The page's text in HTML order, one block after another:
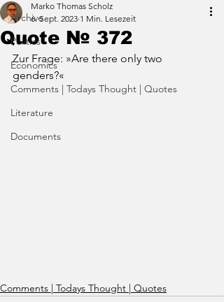
Archive
Politics
Economics
Comments | Todays Thought | Quotes
Literature
Documents
Quote № 372
Marko Thomas Scholz
6. Sept. 2023 1 Min. Lesezeit
Zur Frage: »Are there only two
genders?«
Comments | Todays Thought | Quotes